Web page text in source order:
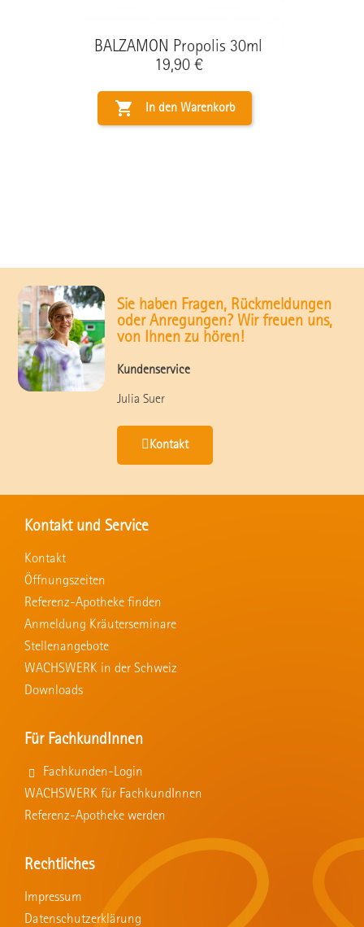
BALZAMON Propolis 30ml
Preis
19,90 €
 In den Warenkorb
Sie haben Fragen, Rückmeldungen
oder Anregungen? Wir freuen uns,
von Ihnen zu hören!
Kundenservice
Julia Suer
Kontakt
Kontakt und Service
Kontakt
Öffnungszeiten
Referenz-Apotheke finden
Anmeldung Kräuterseminare
Stellenangebote
WACHSWERK in der Schweiz
Downloads
Für FachkundInnen
Fachkunden-Login
WACHSWERK für FachkundInnen
Referenz-Apotheke werden
Rechtliches
Impressum
Datenschutzerklärung